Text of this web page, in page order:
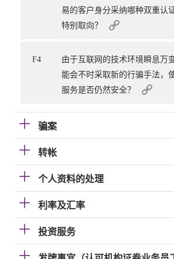
易的客户身分采纳哪种双重认
特别取向？
F4
由于互联网的技术环境瞬息万
能会不时采取新的行骗手法，
服务是否仍然安全？
骗案
转帐
个人资料的处理
利率及汇率
投资服务